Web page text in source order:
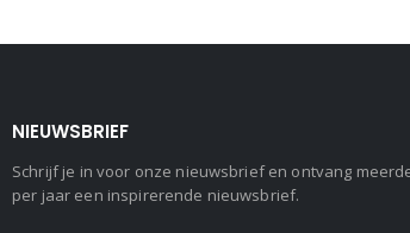
NIEUWSBRIEF
Schrijf je in voor onze nieuwsbrief en ontvang
per jaar een inspirerende nieuwsbrief.